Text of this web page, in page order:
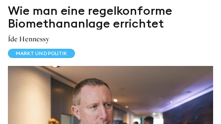
Wie man eine regelkonforme
Biomethananlage errichtet
Íde Hennessy
MARKT UND POLITIK